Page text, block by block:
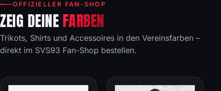
OFFIZIELLER FAN-SHOP
ZEIG DEINEFARBEN
Trikots, Shirts und Accessoires in den Vereinsfarben –
direkt im SVS93 Fan-Shop bestellen.